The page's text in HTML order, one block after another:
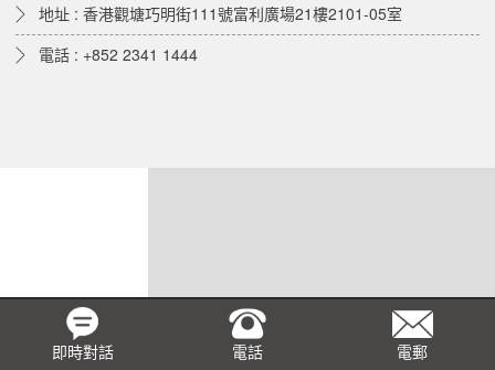
地址 : 香港觀塘巧明街111號富利廣場21樓2101-05室
電話 : +852 2341 1444
即時對話 電話 電郵